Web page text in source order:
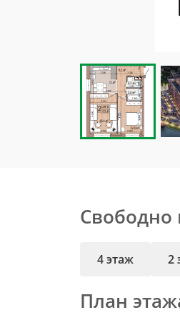
Свободно
4 этаж 2
План